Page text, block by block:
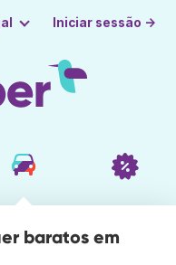
Iniciar sessão →
baratos em